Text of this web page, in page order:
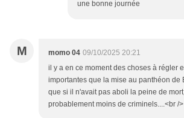
une bonne journée
M momo 04 09/10/2025 20:21
il y a en ce moment des choses à régler
importantes que la mise au panthéon de
que si il n'avait pas aboli la peine de
probablement moins de criminels....<br /